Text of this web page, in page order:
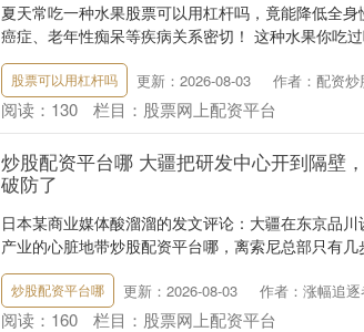
夏天常吃一种水果股票可以用杠杆吗，竟能降低全
癌症、老年性痴呆等疾病关系密切！ 这种水果你吃
股票可以用杠杆吗 更新：2026-08-03 作者：配资炒
阅读： 130 栏目： 股票网上配资平台
炒股配资平台哪 大疆把研发中心开到隔壁
破防了
日本某商业媒体酸溜溜的发文评论：大疆在东京品
产业的心脏地带炒股配资平台哪，离索尼总部只有
炒股配资平台哪 更新：2026-08-03 作者：涨幅追
阅读： 160 栏目： 股票网上配资平台